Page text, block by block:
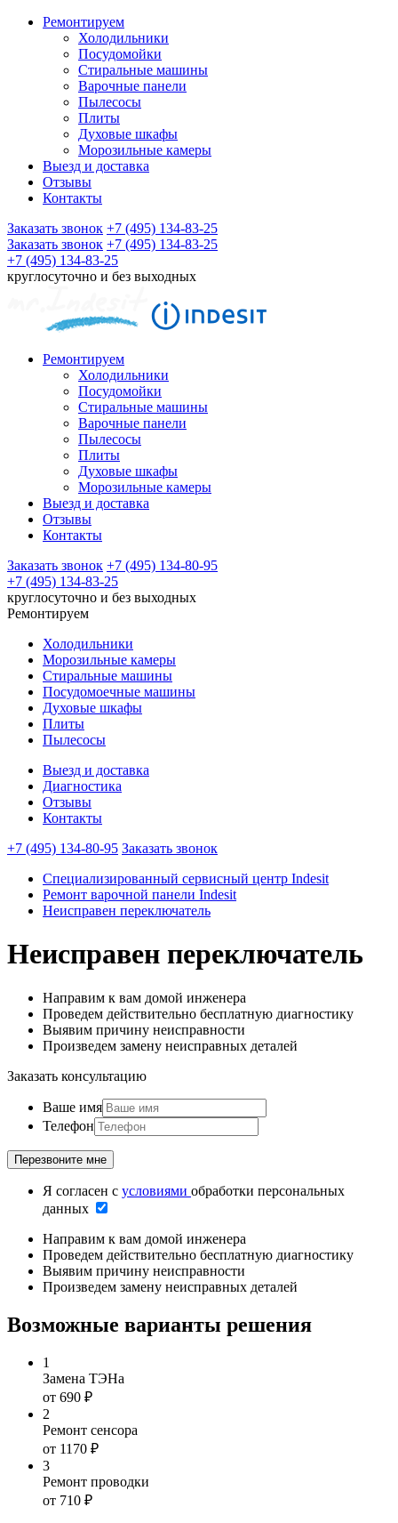
Ремонтируем
Холодильники
Посудомойки
Стиральные машины
Варочные панели
Пылесосы
Плиты
Духовые шкафы
Морозильные камеры
Выезд и доставка
Отзывы
Контакты
Заказать звонок +7 (495) 134-83-25
Заказать звонок +7 (495) 134-83-25
+7 (495) 134-83-25
круглосуточно и без выходных
Ремонтируем
Холодильники
Посудомойки
Стиральные машины
Варочные панели
Пылесосы
Плиты
Духовые шкафы
Морозильные камеры
Выезд и доставка
Отзывы
Контакты
Заказать звонок +7 (495) 134-80-95
+7 (495) 134-83-25
круглосуточно и без выходных
Ремонтируем
Холодильники
Морозильные камеры
Стиральные машины
Посудомоечные машины
Духовые шкафы
Плиты
Пылесосы
Выезд и доставка
Диагностика
Отзывы
Контакты
+7 (495) 134-80-95 Заказать звонок
Специализированный сервисный центр Indesit
Ремонт варочной панели Indesit
Неисправен переключатель
Неисправен переключатель
Направим к вам домой инженера
Проведем действительно бесплатную диагностику
Выявим причину неисправности
Произведем замену неисправных деталей
Заказать консультацию
Ваше имя
Телефон
Я согласен с условиями обработки персональных
данных
Направим к вам домой инженера
Проведем действительно бесплатную диагностику
Выявим причину неисправности
Произведем замену неисправных деталей
Возможные варианты решения
1
Замена ТЭНа
от 690 ₽
2
Ремонт сенсора
от 1170 ₽
3
Ремонт проводки
от 710 ₽